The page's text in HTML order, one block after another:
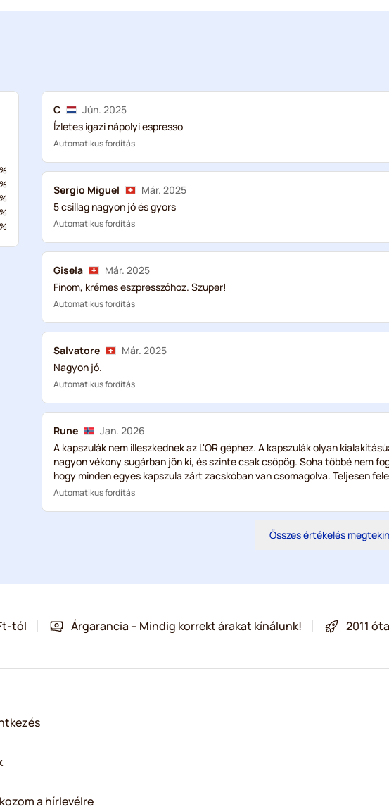
C
Jún. 2025
Ízletes igazi nápolyi espresso
Automatikus fordítás
Sergio Miguel
Már. 2025
5 csillag nagyon jó és gyors
Automatikus fordítás
Gisela
Már. 2025
Finom, krémes eszpresszóhoz. Szuper!
Automatikus fordítás
Salvatore
Már. 2025
Nagyon jó.
Automatikus fordítás
Rune
Jan. 2026
A kapszulák nem illeszkednek az L'OR géphez. A kapszulák olyan
nagyon vékony sugárban jön ki, és szinte csak csöpög. Soha többé nem
hogy minden egyes kapszula zárt zacskóban van csomagolva. Teljesen
Automatikus fordítás
Összes értékelés
tól Árgarancia – Mindig korrekt árakat kínálunk! 2011
a hírlevélre